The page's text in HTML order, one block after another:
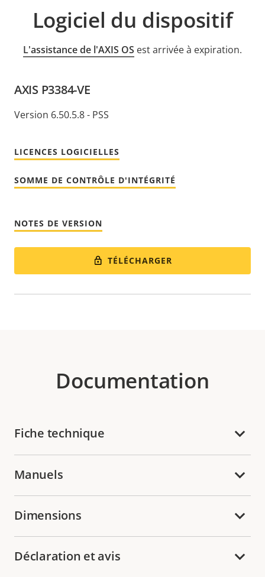
Logiciel du dispositif
L'assistance de l'AXIS OS est arrivée à expiration.
AXIS P3384-VE
Version 6.50.5.8 - PSS
LICENCES LOGICIELLES
SOMME DE CONTRÔLE D'INTÉGRITÉ
NOTES DE VERSION
TÉLÉCHARGER
Documentation
Fiche technique
Manuels
Dimensions
Déclaration et avis